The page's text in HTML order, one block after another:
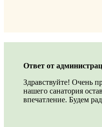
Ответ от
Здравствуйте! Очень
нашего санатория
впечатление. Будем